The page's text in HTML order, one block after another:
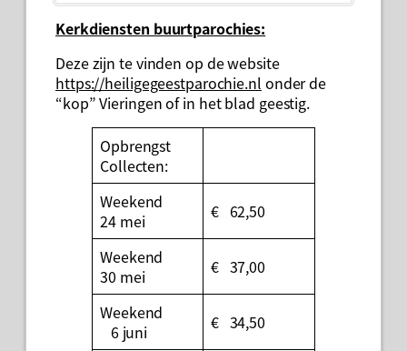
Kerkdiensten buurtparochies:
Deze zijn te vinden op de website
https://heiligegeestparochie.nl onder de
“kop” Vieringen of in het blad geestig.
Opbrengst
Collecten:
Weekend
24 mei
€ 62,50
Weekend
30 mei
€ 37,00
Weekend
6 juni
€ 34,50